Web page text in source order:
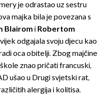
je odrastao uz sestru
majka bila je povezana s
Blairom i Robertom
odgajala svoju djecu kao
oca obitelji. Zbog majčine
znao pričati francuski,
ušao u Drugi svjetski rat,
alergija i kolitisa.